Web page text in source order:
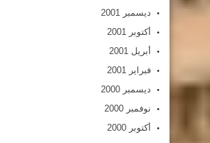
ديسمبر 2001
أكتوبر 2001
أبريل 2001
فبراير 2001
ديسمبر 2000
نوفمبر 2000
أكتوبر 2000